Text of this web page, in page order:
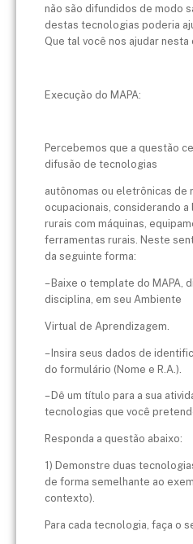
não são difundidos de modo
destas tecnologias poderia
Que tal você nos ajudar nesta
Execução do MAPA:
Percebemos que a questão
difusão de tecnologias
autônomas ou eletrônicas de
ocupacionais, considerando a
rurais com máquinas,
ferramentas rurais. Neste
da seguinte forma:
– Baixe o template do MAPA,
disciplina, em seu Ambiente
Virtual de Aprendizagem.
– Insira seus dados de
do formulário (Nome e R.A.).
– Dê um título para a sua
tecnologias que você
Responda a questão abaixo:
1) Demonstre duas
de forma semelhante ao
contexto).
Para cada tecnologia, faça o